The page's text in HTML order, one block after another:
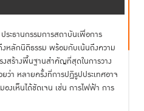
ประธานกรรมการสถาบันเพื่อการ
งหลักนิติธรรม พร้อมกับเน้นถึงความ
สร้างพื้นฐานสำคัญที่สุดในการวาง
ว่า หลายครั้งที่การปฏิรูปประเทศอาจ
งเห็นได้ชัดเจน เช่น การไฟฟ้า การ